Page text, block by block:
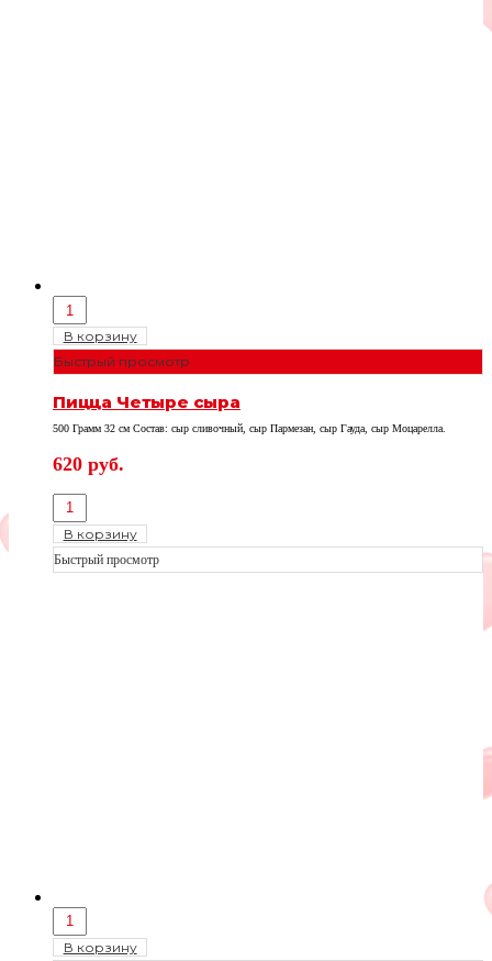
В корзину
Быстрый просмотр
Пицца Четыре сыра
500 Грамм 32 см Состав: сыр сливочный, сыр Пармезан, сыр Гауда, сыр Моцарелла.
620 руб.
В корзину
Быстрый просмотр
В корзину